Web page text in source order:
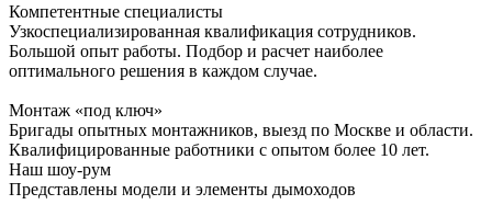
Компетентные специалисты
Узкоспециализированная квалификация сотрудников.
Большой опыт работы. Подбор и расчет наиболее
оптимального решения в каждом случае.
Монтаж «под ключ»
Бригады опытных монтажников, выезд по Москве и области.
Квалифицированные работники с опытом более 10 лет.
Наш шоу-рум
Представлены модели и элементы дымоходов